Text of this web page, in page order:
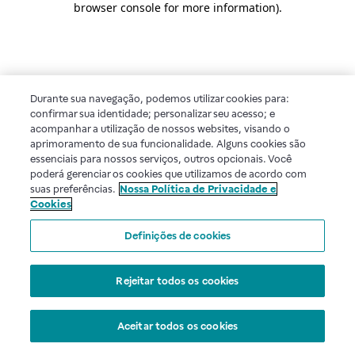
browser console for more information).
Durante sua navegação, podemos utilizar cookies para:
confirmar sua identidade; personalizar seu acesso; e
acompanhar a utilização de nossos websites, visando o
aprimoramento de sua funcionalidade. Alguns cookies são
essenciais para nossos serviços, outros opcionais. Você
poderá gerenciar os cookies que utilizamos de acordo com
suas preferências. Nossa Política de Privacidade e
Cookies
Definições de cookies
Rejeitar todos os cookies
Aceitar todos os cookies